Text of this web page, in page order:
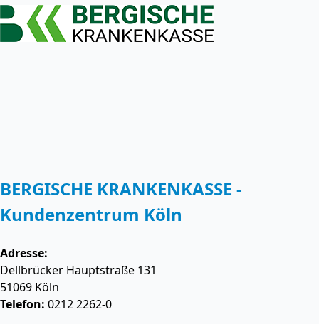
BERGISCHE KRANKENKASSE -
Kundenzentrum Köln
Adresse:
Dellbrücker Hauptstraße 131
51069 Köln
Telefon: 0212 2262-0